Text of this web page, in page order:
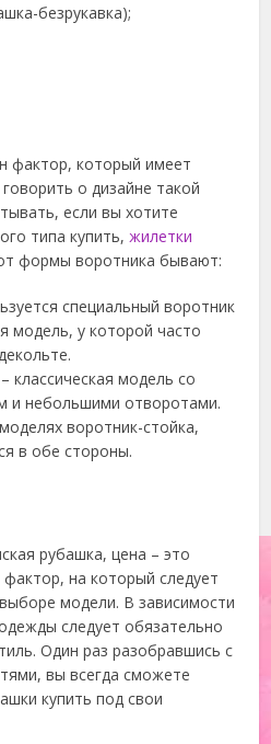
безрукавка);
фактор, который имеет
о дизайне такой
если вы хотите
типа купить,жилетки
формы воротника бывают:
специальный воротник
модель, у которой часто
модель со
и небольшими отворотами.
воротник-стойка,
в обе стороны.
рубашка, цена – это
на который следует
модели. В зависимости
следует обязательно
Один раз разобравшись с
вы всегда сможете
купить под свои